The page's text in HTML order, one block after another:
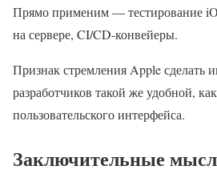
Прямо применим — тестирование
на сервере, CI/CD-конвейеры.
Признак стремления Apple сделать
разработчиков такой же удобной,
пользовательского интерфейса.
Заключительные